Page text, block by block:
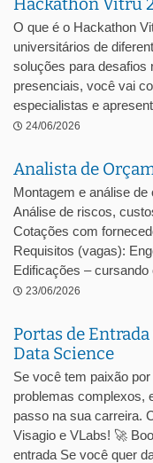
O que é o Hackathon
universitários de
soluções para desafios
presenciais, você vai
especialistas e
24/06/2026
Analista de
Montagem e análise
Análise de riscos,
Cotações com
Requisitos (vagas):
Edificações – cursando
23/06/2026
Portas de
Data Science
Se você tem paixão
problemas complexos,
passo na sua carreira.
Visagio e VLabs! 🚀
entrada Se você quer